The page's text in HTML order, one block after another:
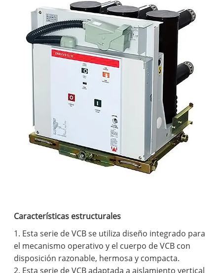
Características estructurales
1. Esta serie de VCB se utiliza diseño integrado para
el mecanismo operativo y el cuerpo de VCB con
disposición razonable, hermosa y compacta.
2. Esta serie de VCB adaptada a aislamiento vertical